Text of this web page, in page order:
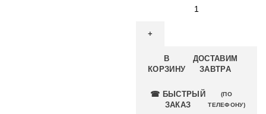
В
КОРЗИНУ
ДОСТАВИМ
ЗАВТРА
☎ БЫСТРЫЙ
ЗАКАЗ
(ПО
ТЕЛЕФОНУ)